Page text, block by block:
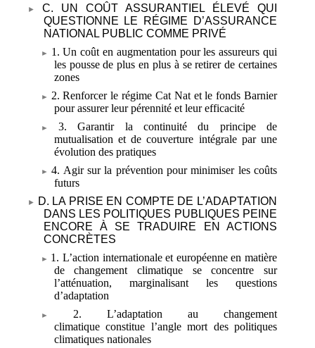
C. UN COÛT ASSURANTIEL ÉLEVÉ QUI
QUESTIONNE LE RÉGIME D’ASSURANCE
NATIONAL PUBLIC COMME PRIVÉ
1. Un coût en augmentation pour les assureurs qui
les pousse de plus en plus à se retirer de certaines
zones
2. Renforcer le régime Cat Nat et le fonds Barnier
pour assurer leur pérennité et leur efficacité
3. Garantir la continuité du principe de
mutualisation et de couverture intégrale par une
évolution des pratiques
4. Agir sur la prévention pour minimiser les coûts
futurs
D. LA PRISE EN COMPTE DE L’ADAPTATION
DANS LES POLITIQUES PUBLIQUES PEINE
ENCORE À SE TRADUIRE EN ACTIONS
CONCRÈTES
1. L’action internationale et européenne en matière
de changement climatique se concentre sur
l’atténuation, marginalisant les questions
d’adaptation
2. L’adaptation au changement
climatique constitue l’angle mort des politiques
climatiques nationales